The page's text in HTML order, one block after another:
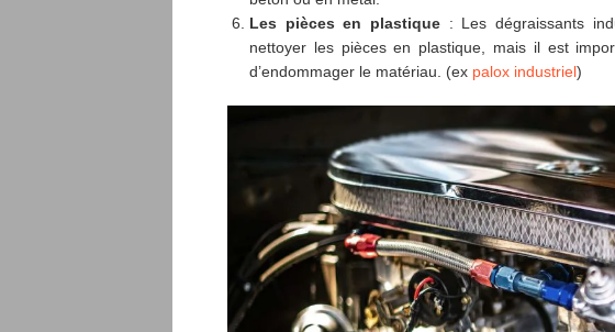
Les pièces en plastique : Les dégraissants
nettoyer les pièces en plastique, mais il est
d’endommager le matériau. (ex palox industriel)